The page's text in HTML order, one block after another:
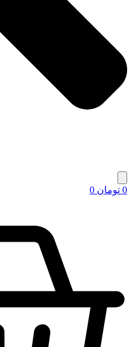
0 تومان 0